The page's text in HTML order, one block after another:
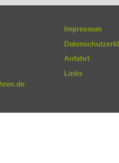
Impressum
Anfahrt
Links